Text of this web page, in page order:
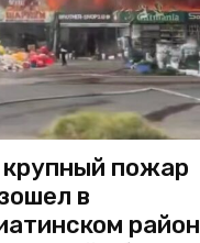
пожар
в